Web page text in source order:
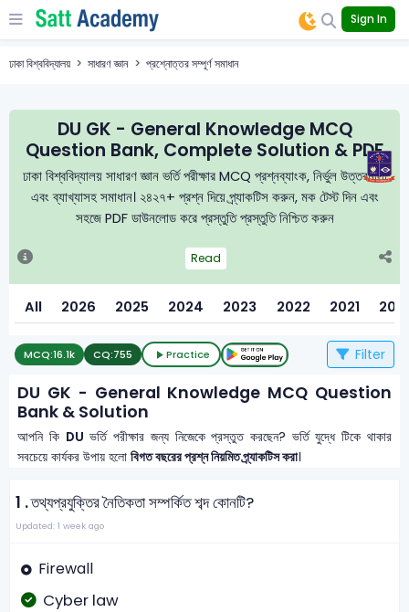
Sign In
ঢাকা বিশ্ববিদ্যালয় সাধারণ জ্ঞান প্রশ্নোত্তর সম্পূর্ণ সমাধান
DU GK - General Knowledge MCQ
Question Bank, Complete Solution & PDF
ঢাকা বিশ্ববিদ্যালয় সাধারণ জ্ঞান ভর্তি পরীক্ষার MCQ প্রশ্নব্যাংক, নির্ভুল উত্তরমালা
এবং ব্যাখ্যাসহ সমাধান। ২৪২৭+ প্রশ্ন দিয়ে প্র্যাকটিস করুন, মক টেস্ট দিন এবং
সহজে PDF ডাউনলোড করে প্রস্তুতি প্রস্তুতি নিশ্চিত করুন
Read
All 2026 2025 2024 2023 2022 2021
MCQ:16.1k CQ:755 Practice Filter
DU GK - General Knowledge MCQ Question
Bank & Solution
আপনি কি DU ভর্তি পরীক্ষার জন্য নিজেকে প্রস্তুত করছেন? ভর্তি যুদ্ধে টিকে থাকার
সবচেয়ে কার্যকর উপায় হলোবিগত বছরের প্রশ্ন নিয়মিত প্র্যাকটিস করা।
1 .তথ্যপ্রযুক্তির নৈতিকতা সম্পর্কিত শব্দ কোনটি?
Updated: 1 week ago
Firewall
Cyber law